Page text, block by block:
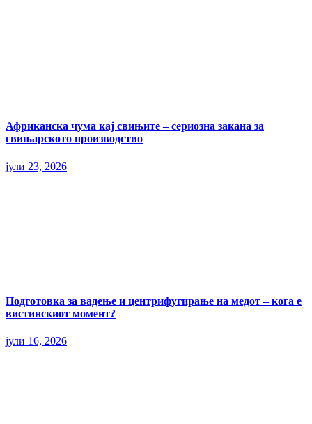
Африканска чума кај свињите – сериозна закана за
свињарското производство
јули 23, 2026
Подготовка за вадење и центрифугирање на медот – кога е
вистинскиот момент?
јули 16, 2026